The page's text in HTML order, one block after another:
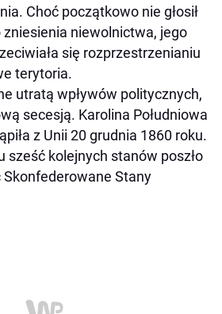
Choć początkowo nie głosił
niewolnictwa, jego
się rozprzestrzenianiu
terytoria.
utratą wpływów politycznych,
secesją. Karolina Południowa
z Unii 20 grudnia 1860 roku.
sześć kolejnych stanów poszło
Stany